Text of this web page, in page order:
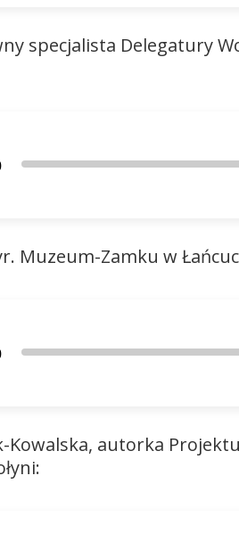
specjalista Delegatury
Muzeum-Zamku w
autorka